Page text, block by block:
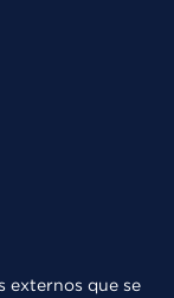
externos que se